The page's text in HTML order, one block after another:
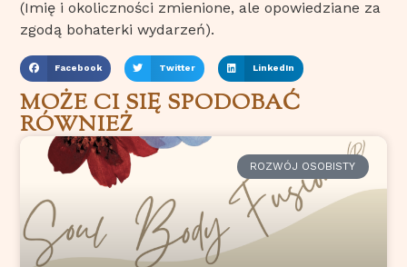
(Imię i okoliczności zmienione, ale opowiedziane za
zgodą bohaterki wydarzeń).
Facebook Twitter LinkedIn
MOŻE CI SIĘ SPODOBAĆ
RÓWNIEŻ
ROZWÓJ OSOBISTY